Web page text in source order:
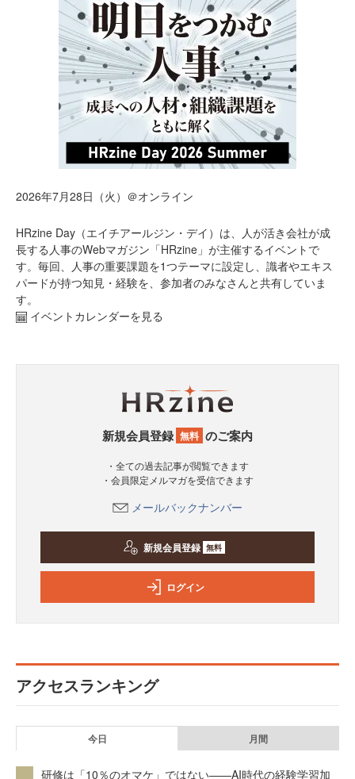
2026年7月28日（火）＠オンライン
HRzine Day（エイチアールジン・デイ）は、人が活き会社が成
長する人事のWebマガジン「HRzine」が主催するイベントで
す。毎回、人事の重要課題を1つテーマに設定し、識者やエキス
パードが持つ知見・経験を、参加者のみなさんと共有していま
す。
イベントカレンダーを見る
新規会員登録 無料 のご案内
・全ての過去記事が閲覧できます
・会員限定メルマガを受信できます
メールバックナンバー
新規会員登録 無料
ログイン
アクセスランキング
今日 月間
研修は「10％のオマケ」ではない——AI時代の経験学習加